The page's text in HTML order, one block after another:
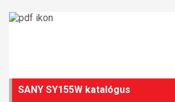
SANY SY155W katalógus